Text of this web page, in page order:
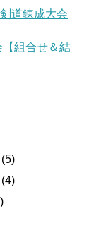
道錬成大会
組合せ＆結
(5)
(4)